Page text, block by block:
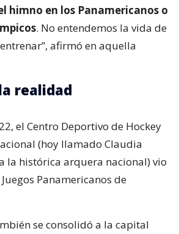
himno en los Panamericanos o
. No entendemos la vida de
afirmó en aquella
realidad
el Centro Deportivo de Hockey
(hoy llamado Claudia
la histórica arquera nacional) vio
Panamericanos de
se consolidó a la capital